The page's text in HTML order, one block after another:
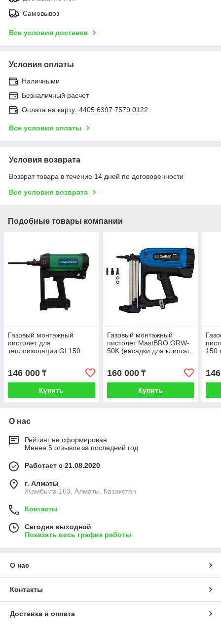
Самовывоз
Все условия доставки
Условия оплаты
Наличными
Безналичный расчет
Оплата на карту: 4405 6397 7579 0122
Все условия оплаты
Условия возврата
Возврат товара в течение 14 дней по договоренности
Все условия возврата
Подобные товары компании
Газовый монтажный
пистолет для
теплоизоляции GI 150
146 000 ₸
Купить
Газовый монтажный
пистолет MastBRO GRW-
50K (насадки для клипсы,
160 000₸
Купить
150
О нас
Рейтинг не сформирован
Менее 5 отзывов за последний год
Работает с 21.08.2020
г. Алматы
Жамбыла 163, Алматы, Казахстан
Контакты
Сегодня выходной
Показать весь график работы
О нас
Контакты
Доставка и оплата